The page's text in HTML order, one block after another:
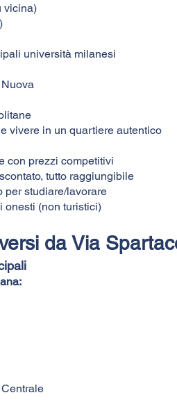
vicina)
università milanesi
vivere in un quartiere autentico
con prezzi competitivi
tutto raggiungibile
per studiare/lavorare
onesti (non turistici)
da Via